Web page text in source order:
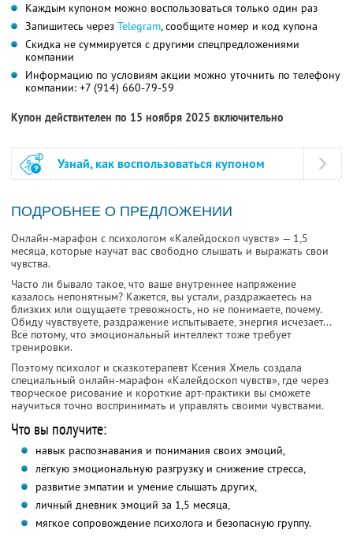
Каждым купоном можно воспользоваться только один раз
Запишитесь через Telegram, сообщите номер и код купона
Скидка не суммируется с другими спецпредложениями
компании
Информацию по условиям акции можно уточнить по телефону
компании: +7 (914) 660-79-59
Купон действителен по 15 ноября 2025 включительно
Узнай, как воспользоваться купоном
ПОДРОБНЕЕ О ПРЕДЛОЖЕНИИ
Онлайн-марафон с психологом «Калейдоскоп чувств» — 1,5
месяца, которые научат вас свободно слышать и выражать свои
чувства.
Часто ли бывало такое, что ваше внутреннее напряжение
казалось непонятным? Кажется, вы устали, раздражаетесь на
близких или ощущаете тревожность, но не понимаете, почему.
Обиду чувствуете, раздражение испытываете, энергия исчезает...
Всё потому, что эмоциональный интеллект тоже требует
тренировки.
Поэтому психолог и сказкотерапевт Ксения Хмель создала
специальный онлайн-марафон «Калейдоскоп чувств», где через
творческое рисование и короткие арт-практики вы сможете
научиться точно воспринимать и управлять своими чувствами.
Что вы получите:
навык распознавания и понимания своих эмоций,
лёгкую эмоциональную разгрузку и снижение стресса,
развитие эмпатии и умение слышать других,
личный дневник эмоций за 1,5 месяца,
мягкое сопровождение психолога и безопасную группу.